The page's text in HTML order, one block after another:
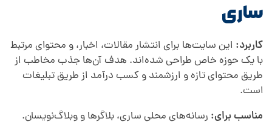
ساری
کاربرد: این سایت‌ها برای انتشار مقالات، اخبار، و محتوای مرتبط
با یک حوزه خاص طراحی شده‌اند. هدف آن‌ها جذب مخاطب از
طریق محتوای تازه و ارزشمند و کسب درآمد از طریق تبلیغات
است.
مناسب برای: رسانه‌های محلی ساری، بلاگرها و وبلاگ‌نویسان.